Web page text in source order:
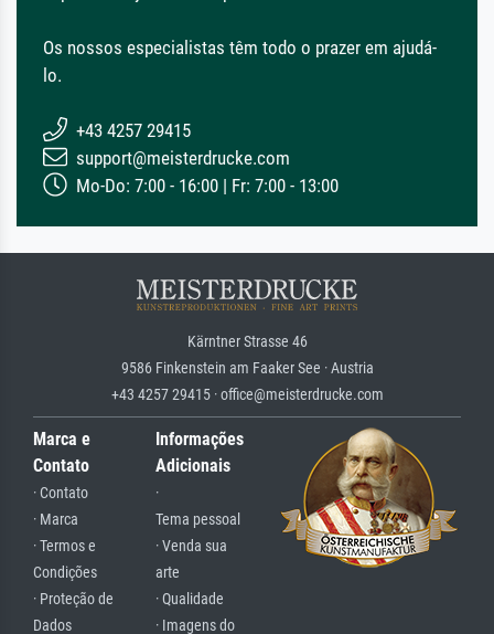
Os nossos especialistas têm todo o prazer em ajudá-
lo.
+43 4257 29415
support@meisterdrucke.com
Mo-Do: 7:00 - 16:00 | Fr: 7:00 - 13:00
Kärntner Strasse 46
9586 Finkenstein am Faaker See · Austria
+43 4257 29415 · office@meisterdrucke.com
Marca e
Contato
· Contato
· Marca
· Termos e
Condições
· Proteção de
Dados
Informações
Adicionais
·
Tema pessoal
· Venda sua
arte
· Qualidade
· Imagens do